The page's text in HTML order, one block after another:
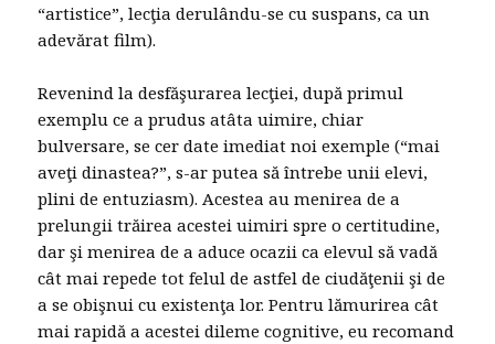
“artistice”, lecţia derulându-se cu suspans, ca un
adevărat film).
Revenind la desfăşurarea lecţiei, după primul
exemplu ce a prudus atâta uimire, chiar
bulversare, se cer date imediat noi exemple (“mai
aveţi dinastea?”, s-ar putea să întrebe unii elevi,
plini de entuziasm). Acestea au menirea de a
prelungii trăirea acestei uimiri spre o certitudine,
dar şi menirea de a aduce ocazii ca elevul să vadă
cât mai repede tot felul de astfel de ciudăţenii şi de
a se obişnui cu existenţa lor. Pentru lămurirea cât
mai rapidă a acestei dileme cognitive, eu recomand